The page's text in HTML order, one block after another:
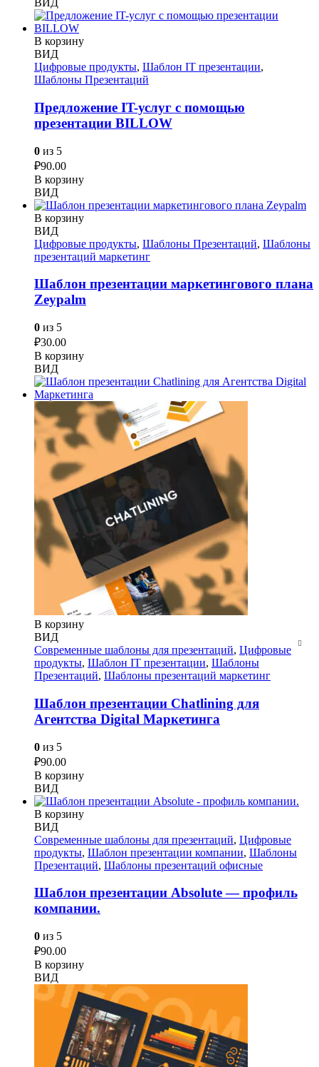
ВИД
В корзину
ВИД
Цифровые продукты, Шаблон IT презентации,
Шаблоны Презентаций
Предложение IT-услуг с помощью
презентации BILLOW
0 из 5
₽90.00
В корзину
ВИД
В корзину
ВИД
Цифровые продукты, Шаблоны Презентаций, Шаблоны
презентаций маркетинг
Шаблон презентации маркетингового плана
Zeypalm
0 из 5
₽30.00
В корзину
ВИД
В корзину
ВИД
Современные шаблоны для презентаций, Цифровые
продукты, Шаблон IT презентации, Шаблоны
Презентаций, Шаблоны презентаций маркетинг
Шаблон презентации Chatlining для
Агентства Digital Маркетинга
0 из 5
₽90.00
В корзину
ВИД
В корзину
ВИД
Современные шаблоны для презентаций, Цифровые
продукты, Шаблон презентации компании, Шаблоны
Презентаций, Шаблоны презентаций офисные
Шаблон презентации Absolute — профиль
компании.
0 из 5
₽90.00
В корзину
ВИД